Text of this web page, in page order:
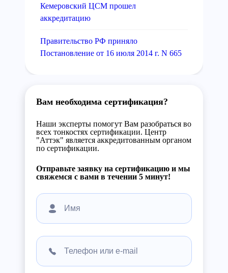
Кемеровский ЦСМ прошел
аккредитацию
Правительство РФ приняло
Постановление от 16 июля 2014 г. N 665
Вам необходима сертификация?
Наши эксперты помогут Вам разобраться во
всех тонкостях сертификации. Центр
"Аттэк" является аккредитованным органом
по сертификации.
Отправьте заявку на сертификацию и мы
свяжемся с вами в течении 5 минут!